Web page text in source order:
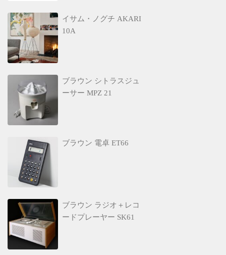
イサム・ノグチ AKARI
10A
ブラウン シトラスジュ
ーサー MPZ 21
ブラウン 電卓 ET66
ブラウン ラジオ＋レコ
ードプレーヤー SK61